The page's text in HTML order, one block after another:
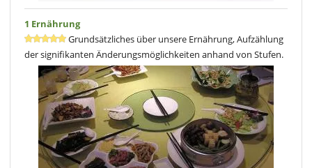
1 Ernährung
Grundsätzliches über unsere Ernährung, Aufzählung
der signifikanten Änderungsmöglichkeiten anhand von Stufen.